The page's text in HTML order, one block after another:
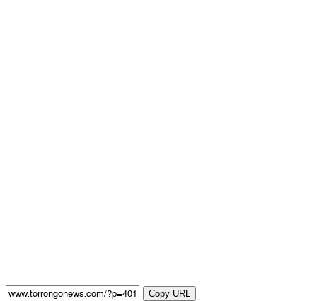
Copy URL